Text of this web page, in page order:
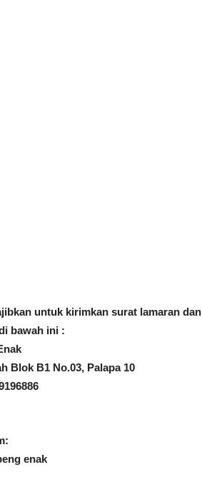
untuk kirimkan surat lamaran dan
bawah ini :
Blok B1 No.03, Palapa 10
enak